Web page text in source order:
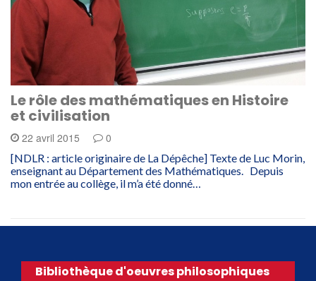
Le rôle des mathématiques en Histoire
et civilisation
22 avril 2015 0
[NDLR : article originaire de La Dépêche] Texte de Luc Morin,
enseignant au Département des Mathématiques. Depuis
mon entrée au collège, il m’a été donné…
Bibliothèque d'oeuvres philosophiques